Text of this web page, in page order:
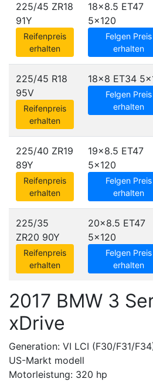
225/45 ZR18
91Y
Reifenpreis
erhalten
18x8.5 ET47
5x120
Felgen Preis
erhalten
225/45 R18
95V
Reifenpreis
erhalten
18x8 ET34
Felgen Preis
erhalten
225/40 ZR19
89Y
Reifenpreis
erhalten
19x8.5 ET47
5x120
Felgen Preis
erhalten
225/35
ZR20 90Y
Reifenpreis
erhalten
20x8.5 ET47
5x120
Felgen Preis
erhalten
2017 BMW 3
xDrive
Generation: VI LCI (F30/F31/
US-Markt modell
Motorleistung: 320 hp